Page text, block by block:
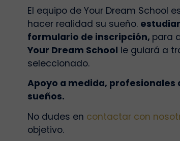
El equipo de Your Dream School
hacer realidad su sueño.
formulario de inscripción, para
Your Dream School le guiará a
seleccionado.
Apoyo a medida, profesionales
sueños.
No dudes en contactar con
objetivo.